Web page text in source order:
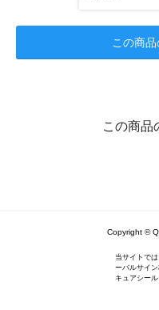
この商
この商品
Copyright ©
当サイトで
ーバルサイ
キュアシー